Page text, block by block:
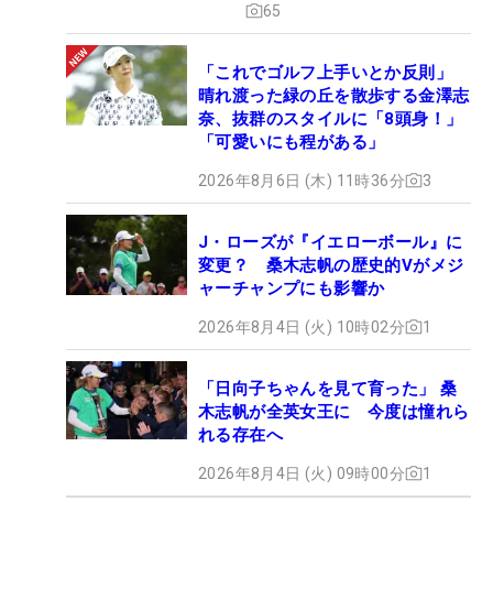
65
「これでゴルフ上手いとか反則」
晴れ渡った緑の丘を散歩する金澤志
奈、抜群のスタイルに「8頭身！」
「可愛いにも程がある」
2026年8月6日 (木) 11時36分 3
J・ローズが『イエローボール』に
変更？ 桑木志帆の歴史的Vがメジ
ャーチャンプにも影響か
2026年8月4日 (火) 10時02分 1
「日向子ちゃんを見て育った」 桑
木志帆が全英女王に 今度は憧れら
れる存在へ
2026年8月4日 (火) 09時00分 1